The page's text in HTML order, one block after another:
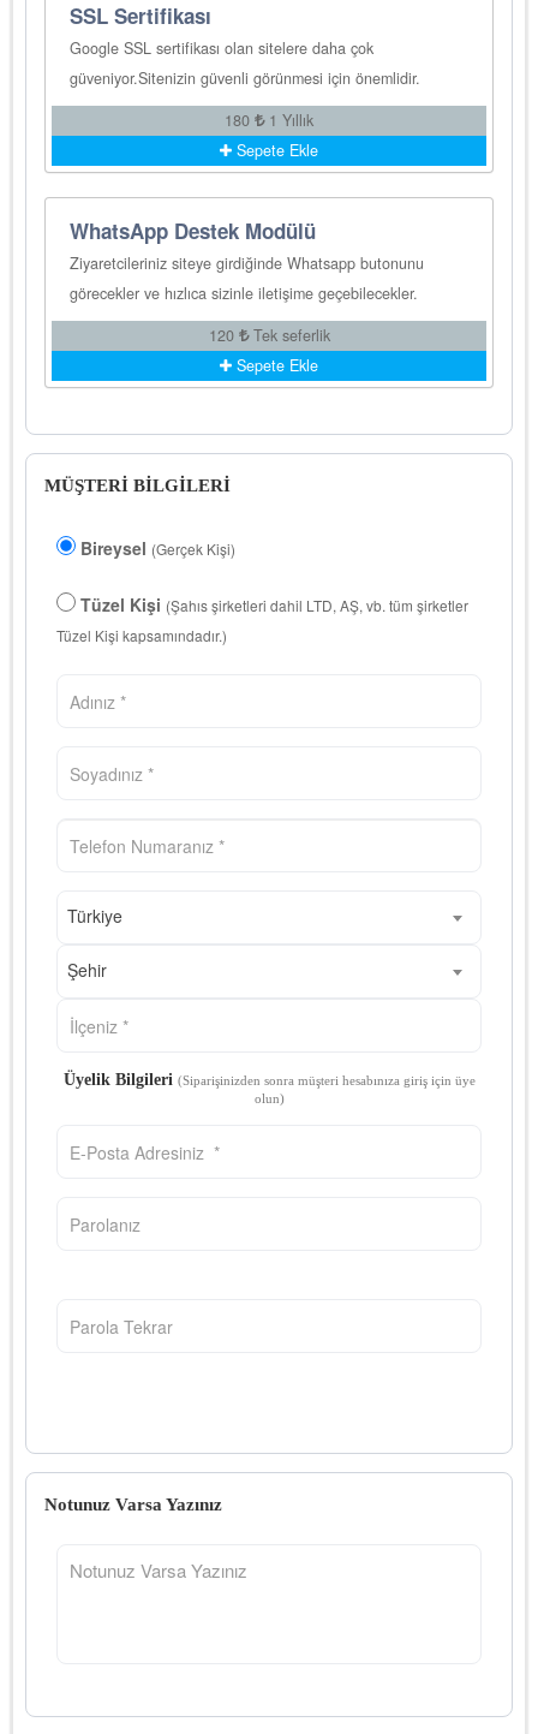
SSL Sertifikası
Google SSL sertifikası olan sitelere daha çok
güveniyor.Sitenizin güvenli görünmesi için önemlidir.
180
1 Yıllık
Sepete Ekle
WhatsApp Destek Modülü
Ziyaretcileriniz siteye girdiğinde Whatsapp butonunu
görecekler ve hızlıca sizinle iletişime geçebilecekler.
120
Tek seferlik
Sepete Ekle
MÜŞTERİ BİLGİLERİ
Bireysel (Gerçek Kişi)
Tüzel Kişi (Şahıs şirketleri dahil LTD, AŞ, vb. tüm şirketler
Tüzel Kişi kapsamındadır.)
Türkiye
Şehir
Üyelik Bilgileri (Siparişinizden sonra müşteri hesabınıza giriş için üye
olun)
Notunuz Varsa Yazınız